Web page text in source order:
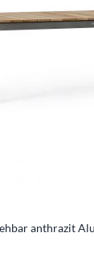
anthrazit